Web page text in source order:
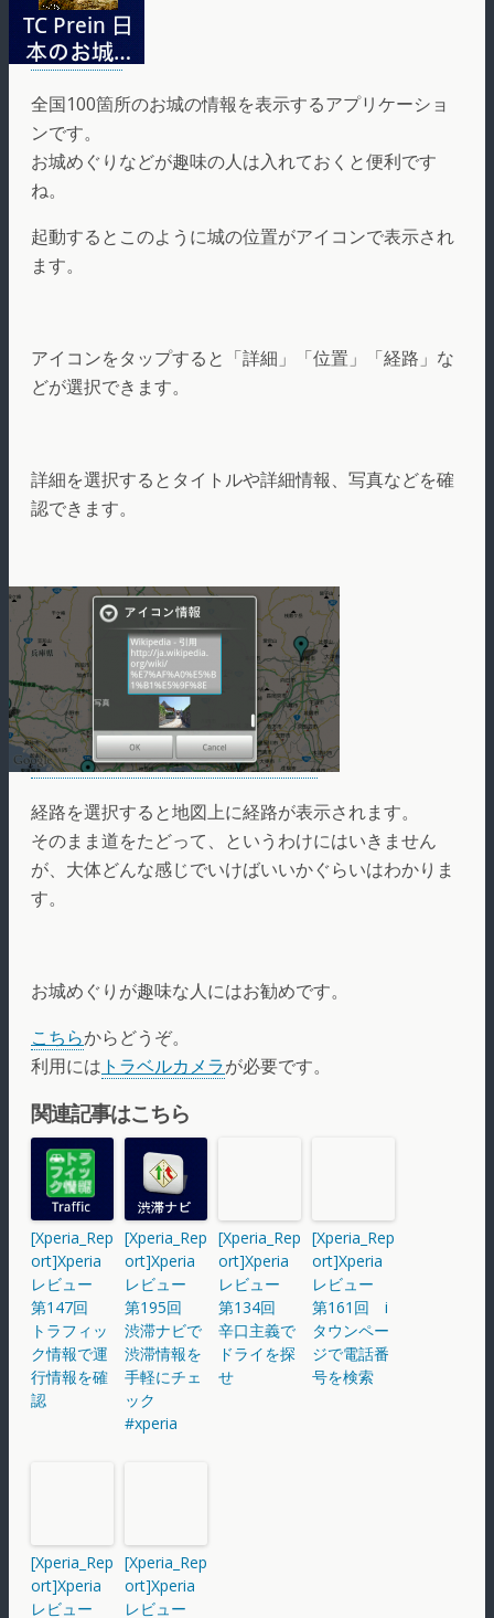
全国100箇所のお城の情報を表示するアプリケーショ
ンです。
お城めぐりなどが趣味の人は入れておくと便利です
ね。
起動するとこのように城の位置がアイコンで表示され
ます。
アイコンをタップすると「詳細」「位置」「経路」な
どが選択できます。
詳細を選択するとタイトルや詳細情報、写真などを確
認できます。
経路を選択すると地図上に経路が表示されます。
そのまま道をたどって、というわけにはいきません
が、大体どんな感じでいけばいいかぐらいはわかりま
す。
お城めぐりが趣味な人にはお勧めです。
こちらからどうぞ。
利用には トラベルカメラが必要です。
関連記事はこちら
[Xperia_Rep
ort]Xperia
レビュー
第147回
トラフィッ
ク情報で運
行情報を確
認
[Xperia_Rep
ort]Xperia
レビュー
第195回
渋滞ナビで
渋滞情報を
手軽にチェ
ック
#xperia
[Xperia_Rep
ort]Xperia
レビュー
第134回
辛口主義で
ドライを探
せ
[Xperia_Rep
ort]Xperia
レビュー
第161回 i
タウンペー
ジで電話番
号を検索
[Xperia_Rep
ort]Xperia
レビュー
[Xperia_Rep
ort]Xperia
レビュー